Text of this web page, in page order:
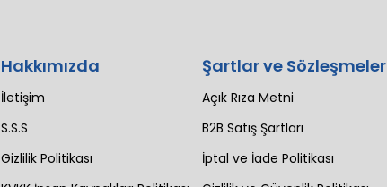
Hakkımızda
İletişim
S.S.S
Gizlilik Politikası
Şartlar ve Sözleşmeler
Açık Rıza Metni
B2B Satış Şartları
İptal ve İade Politikası